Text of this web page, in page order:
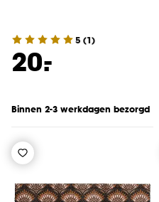
5 (1)
20.
-
Binnen 2-3 werkdagen bezorgd